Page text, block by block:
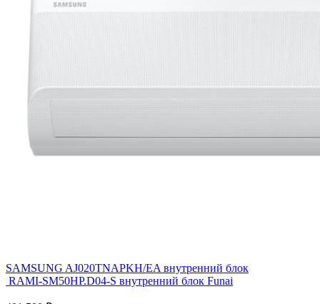
SAMSUNG AJ020TNAPKH/EA внутренний блок
RAMI-SM50HP.D04-S внутренний блок Funai